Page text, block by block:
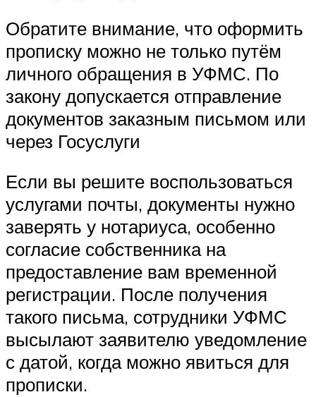
Обратите внимание, что оформить
прописку можно не только путём
личного обращения в УФМС. По
закону допускается отправление
документов заказным письмом или
через Госуслуги
Если вы решите воспользоваться
услугами почты, документы нужно
заверять у нотариуса, особенно
согласие собственника на
предоставление вам временной
регистрации. После получения
такого письма, сотрудники УФМС
высылают заявителю уведомление
с датой, когда можно явиться для
прописки.